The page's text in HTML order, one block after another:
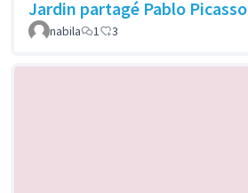
Jardin partagé Pablo Picasso
nabila
1 3